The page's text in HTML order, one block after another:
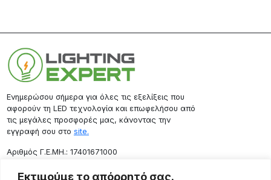
Εκτιμούμε το απόρρητό σας.
Ενημερώσου σήμερα για όλες τις εξελίξεις που
αφορούν τη LED τεχνολογία και επωφελήσου από
τις μεγάλες προσφορές μας, κάνοντας την
εγγραφή σου στο site.
Aριθμός Γ.Ε.ΜΗ.: 17401671000
Επικοινωνία